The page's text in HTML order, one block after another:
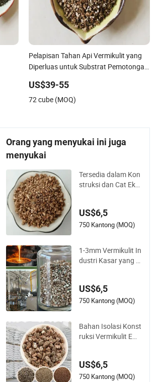
Pelapisan Tahan Api Vermikulit yang
Diperluas untuk Substrat Pemotongan
US$39-55
72 cube (MOQ)
Orang yang menyukai ini juga
menyukai
Tersedia dalam Kon
struksi dan Cat Eks
tUS$6,5
750 Kantong (MOQ)
1-3mm Vermikulit In
dustri Kasar yang Di
emasan Vermikulit
US$6,5
750 Kantong (MOQ)
Bahan Isolasi Konst
ruksi Vermikulit Em
US$6,5
750 Kantong (MOQ)